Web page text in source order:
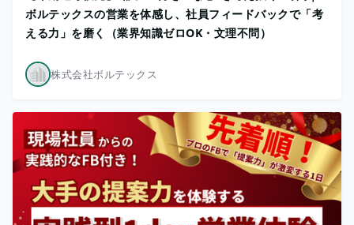
ボルテックスの営業を体感し、社員フィードバックで「考
える力」を磨く（業界知識ゼロOK・文理不問）
株式会社ボルテックス